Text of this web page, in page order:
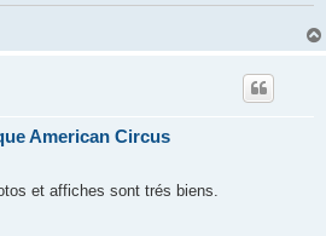
American Circus
et affiches sont trés biens.